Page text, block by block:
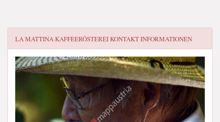
LA MATTINA KAFFEERÖSTEREIKONTAKT INFORMATIONEN